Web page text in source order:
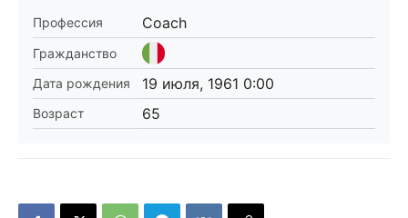
Профессия Coach
Гражданство
Дата рождения
19 июля, 1961 0:00
Возраст 65